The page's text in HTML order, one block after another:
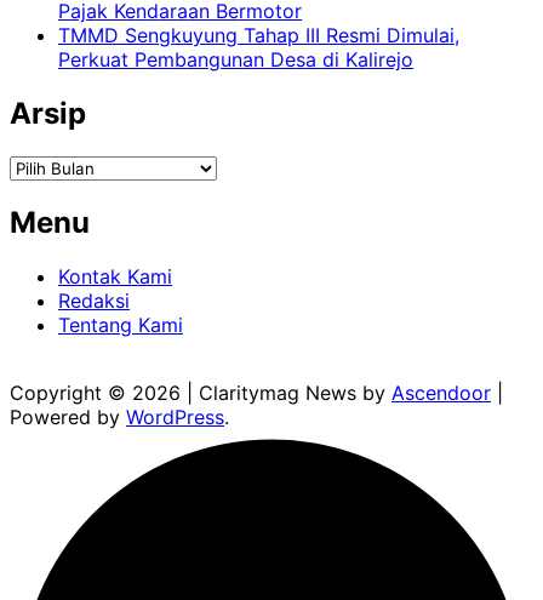
Pajak Kendaraan Bermotor
TMMD Sengkuyung Tahap III Resmi Dimulai,
Perkuat Pembangunan Desa di Kalirejo
Arsip
Arsip
Menu
Kontak Kami
Redaksi
Tentang Kami
Copyright © 2026 | Claritymag News by Ascendoor
Powered by WordPress.